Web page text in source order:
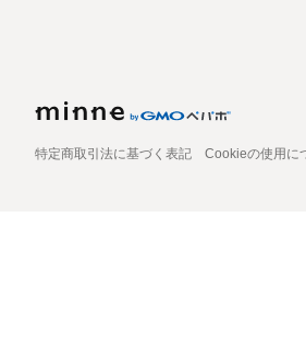
特定商取引法に基づく表記 Cookieの使用に